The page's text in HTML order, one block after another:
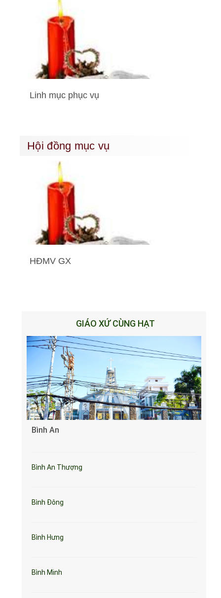
Linh mục phục vụ
Hội đồng mục vụ
HĐMV GX
GIÁO XỨ CÙNG HẠT
Bình An
Bình An Thượng
Bình Đông
Bình Hưng
Bình Minh